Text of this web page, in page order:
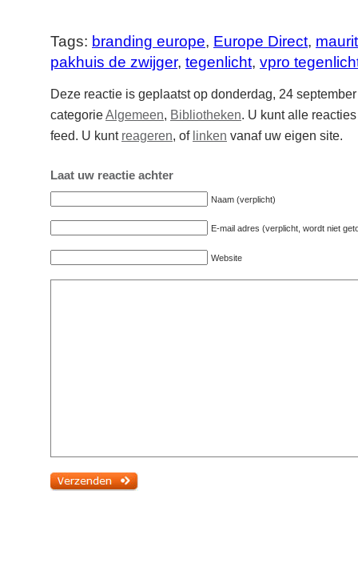
Tags: branding europe, Europe Direct,
pakhuis de zwijger, tegenlicht, vpro
Deze reactie is geplaatst op donderdag, 24
categorieAlgemeen, Bibliotheken. U kunt alle
feed. U kunt reageren, of linken vanaf uw eigen site.
Laat uw reactie achter
Naam (verplicht)
E-mail adres (verplicht, wordt niet
Website